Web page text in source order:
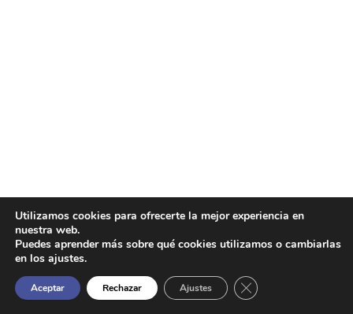
Utilizamos cookies para ofrecerte la mejor experiencia en
nuestra web.
Puedes aprender más sobre qué cookies utilizamos o cambiarlas
en los ajustes.
Aceptar Rechazar Ajustes Cerrar el banner de